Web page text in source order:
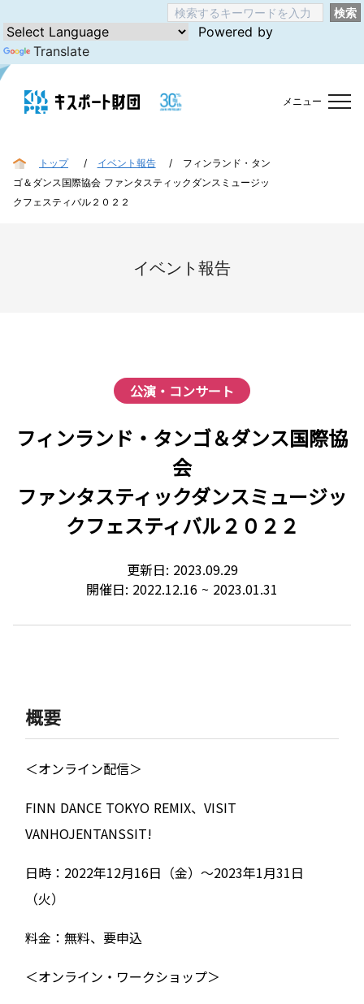
検索
Powered by
Translate
メニュー
トップ イベント報告
フィンランド・タン
ゴ＆ダンス国際協会 ファンタスティックダンスミュージッ
クフェスティバル２０２２
イベント報告
公演・コンサート
フィンランド・タンゴ＆ダンス国際協
会
ファンタスティックダンスミュージッ
クフェスティバル２０２２
更新日: 2023.09.29
開催日: 2022.12.16 ~ 2023.01.31
概要
＜オンライン配信＞
FINN DANCE TOKYO REMIX、VISIT
VANHOJENTANSSIT!
日時：2022年12月16日（金）～2023年1月31日
（火）
料金：無料、要申込
＜オンライン・ワークショップ＞